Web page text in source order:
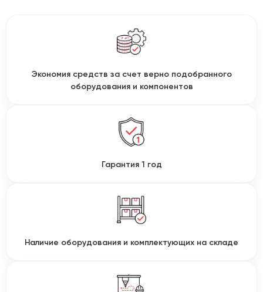
Экономия средств за счет верно подобранного
оборудования и компонентов
Гарантия 1 год
Наличие оборудования и комплектующих на складе